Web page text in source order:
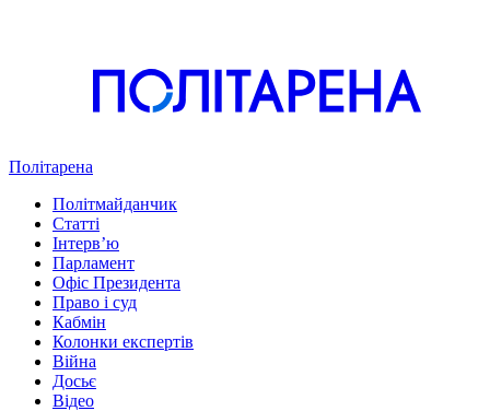
Політарена
Політмайданчик
Статті
Інтервʼю
Парламент
Офіс Президента
Право і суд
Кабмін
Колонки експертів
Війна
Досьє
Відео